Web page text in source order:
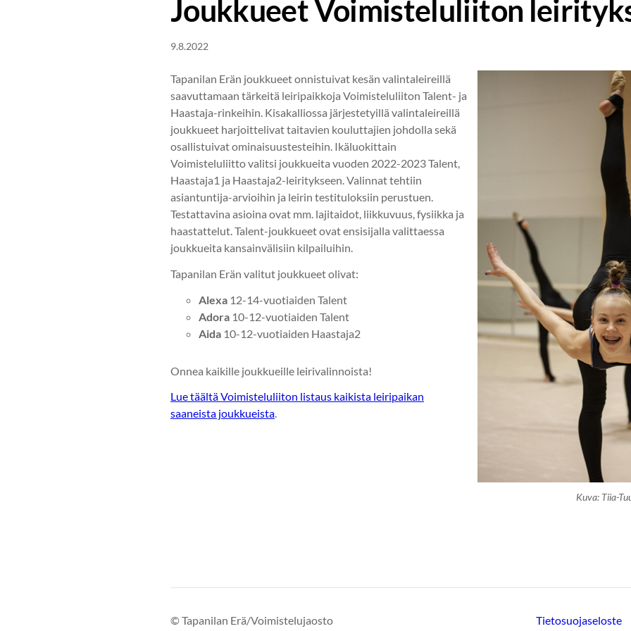
Joukkueet Voimisteluliiton
9.8.2022
Tapanilan Erän joukkueet onnistuivat kesän valintaleireillä
saavuttamaan tärkeitä leiripaikkoja Voimisteluliiton Talent- ja
Haastaja-rinkeihin. Kisakalliossa järjestetyillä valintaleireillä
joukkueet harjoittelivat taitavien kouluttajien johdolla sekä
osallistuivat ominaisuustesteihin. Ikäluokittain
Voimisteluliitto valitsi joukkueita vuoden 2022-2023 Talent,
Haastaja1 ja Haastaja2-leiritykseen. Valinnat tehtiin
asiantuntija-arvioihin ja leirin testituloksiin perustuen.
Testattavina asioina ovat mm. lajitaidot, liikkuvuus, fysiikka ja
haastattelut. Talent-joukkueet ovat ensisijalla valittaessa
joukkueita kansainvälisiin kilpailuihin.
Tapanilan Erän valitut joukkueet olivat:
Alexa 12-14-vuotiaiden Talent
Adora 10-12-vuotiaiden Talent
Aida 10-12-vuotiaiden Haastaja2
Onnea kaikille joukkueille leirivalinnoista!
Lue täältä Voimisteluliiton listaus kaikista leiripaikan
saaneista joukkueista.
Kuva: Tiia-
©Tapanilan Erä/Voimistelujaosto Tietosuojaseloste